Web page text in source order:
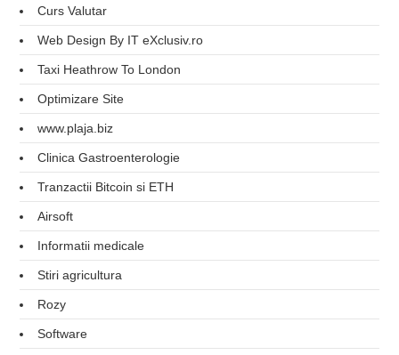
Curs Valutar
Web Design By IT eXclusiv.ro
Taxi Heathrow To London
Optimizare Site
www.plaja.biz
Clinica Gastroenterologie
Tranzactii Bitcoin si ETH
Airsoft
Informatii medicale
Stiri agricultura
Rozy
Software